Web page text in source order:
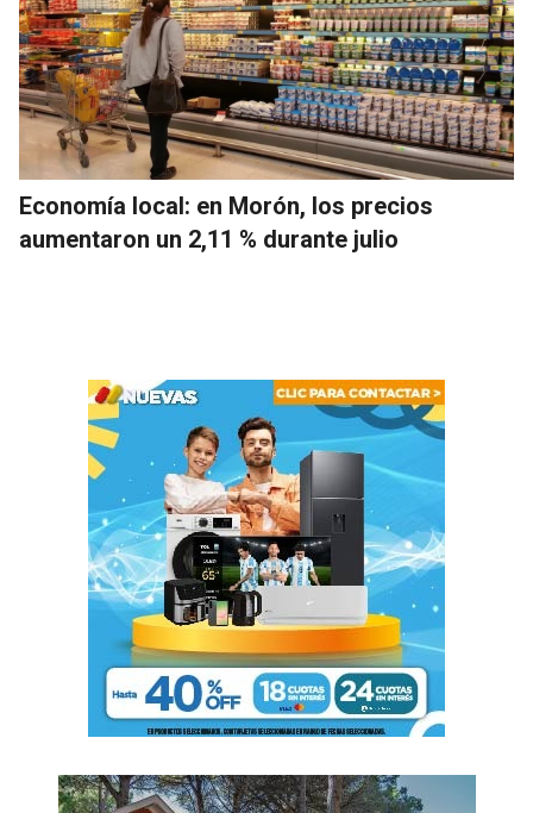
Economía local: en Morón, los precios
aumentaron un 2,11 % durante julio